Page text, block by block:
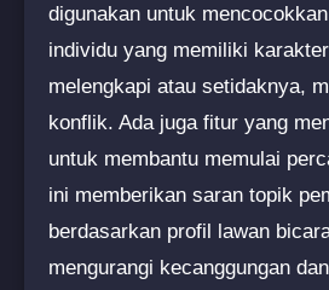
digunakan untuk
individu yang memiliki
melengkapi atau setidaknya,
konflik. Ada juga fitur yang
untuk membantu memulai
ini memberikan saran topik
berdasarkan profil lawan
mengurangi kecanggungan